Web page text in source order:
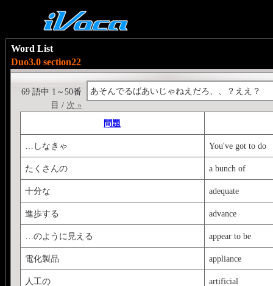
Word List
Duo3.0 section22
あそんでるばあいじゃねえだろ、、？ええ？
69 語中 1～50番
目 / 次 »
問題
…しなきゃ You've got to do
たくさんの a bunch of
十分な adequate
進歩する advance
…のように見える appear to be
電化製品 appliance
人工の artificial